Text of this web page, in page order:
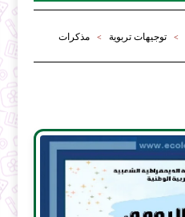
> توجيهات تربوية >
مذكرات